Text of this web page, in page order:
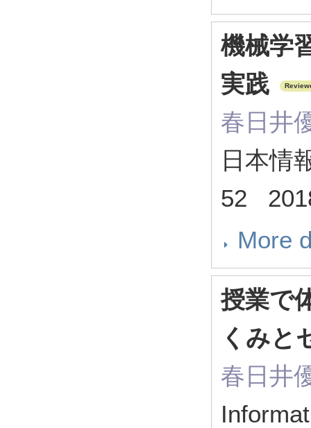
機械学
実践
春日井
日本情
52
More
授業で
くみと
春日井